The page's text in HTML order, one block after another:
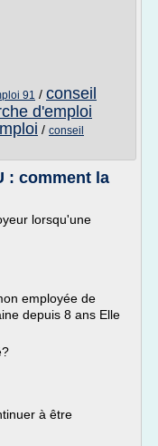
91 / conseil
d'emploi
/ conseil
: comment la
lorsqu'une
employée de
depuis 8 ans Elle
à être